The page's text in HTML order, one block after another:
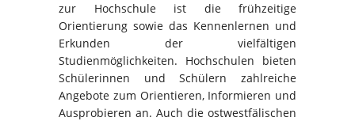
zur Hochschule ist die frühzeitige
Orientierung sowie das Kennenlernen und
Erkunden der vielfältigen
Studienmöglichkeiten. Hochschulen bieten
Schülerinnen und Schülern zahlreiche
Angebote zum Orientieren, Informieren und
Ausprobieren an. Auch die ostwestfälischen